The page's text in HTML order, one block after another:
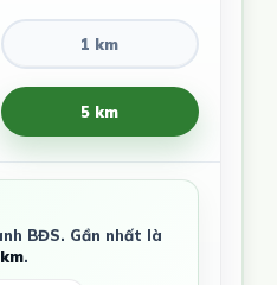
1 km
5 km
BĐS. Gần nhất là
.